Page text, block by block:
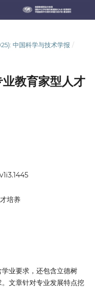
中国科学与技术学报 /
教育家型人才
培养
业要求，还包含立德树
文章针对专业发展特点挖